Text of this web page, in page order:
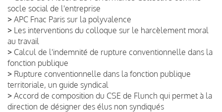
socle social de l'entreprise
> APC Fnac Paris sur la polyvalence
> Les interventions du colloque sur le harcèlement moral
au travail
> Calcul de l'indemnité de rupture conventionnelle dans la
fonction publique
> Rupture conventionnelle dans la fonction publique
territoriale, un guide syndical
> Accord de composition du CSE de Flunch qui permet à la
direction de désigner des élus non syndiqués